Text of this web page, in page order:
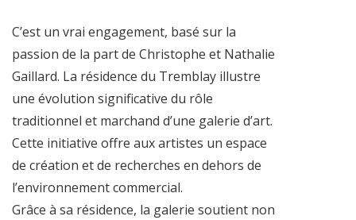
C’est un vrai engagement, basé sur la
passion de la part de Christophe et Nathalie
Gaillard. La résidence du Tremblay illustre
une évolution significative du rôle
traditionnel et marchand d’une galerie d’art.
Cette initiative offre aux artistes un espace
de création et de recherches en dehors de
l’environnement commercial.
Grâce à sa résidence, la galerie soutient non